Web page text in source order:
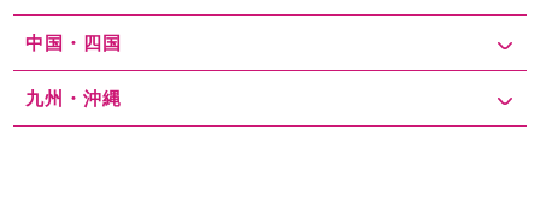
中国・四国
九州・沖縄